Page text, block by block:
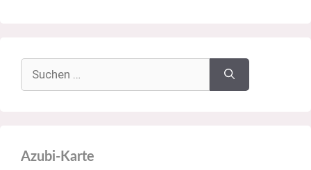
Azubi-Karte